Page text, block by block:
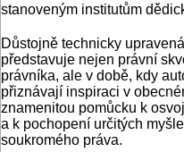
stanoveným institutům
Důstojně technicky
představuje nejen právní
právníka, ale v době, kdy
přiznávají inspiraci v
znamenitou pomůcku k
a k pochopení určitých
soukromého práva.